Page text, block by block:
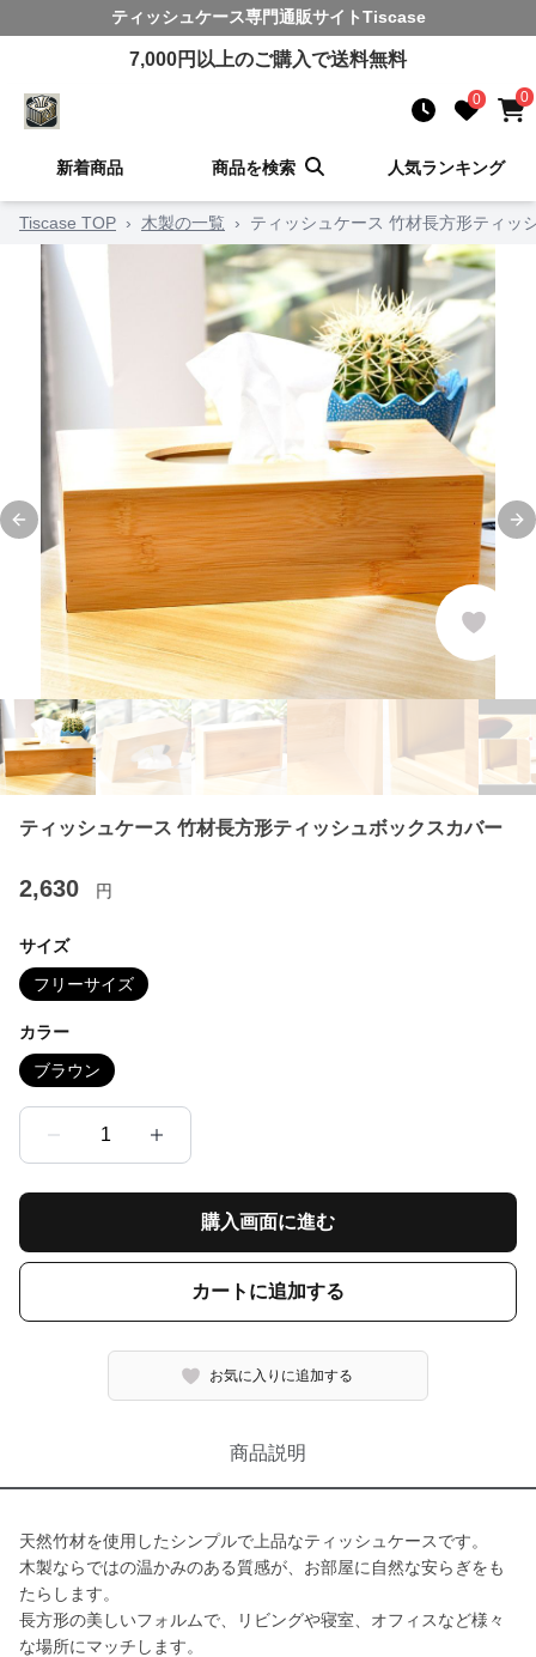
ティッシュケース専門通販サイトTiscase
7,000円以上のご購入で送料無料
0 0
新着商品 商品を検索 人気ランキング
Tiscase TOP › 木製の一覧 › ティッシュケース 竹材長方形ティッ
Previous slide
ティッシュケース 竹材長方形ティッシュボックスカバー
2,630 円
サイズ
フリーサイズ
カラー
ブラウン
1
購入画面に進む
カートに追加する
お気に入りに追加する
商品説明
天然竹材を使用したシンプルで上品なティッシュケースです。
木製ならではの温かみのある質感が、お部屋に自然な安らぎをも
たらします。
長方形の美しいフォルムで、リビングや寝室、オフィスなど様々
な場所にマッチします。